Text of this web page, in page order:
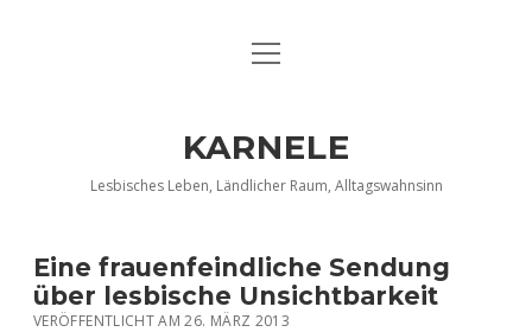
DATENSCHUTZERKLÄRUNG
Menü
KARNELE
Lesbisches Leben, Ländlicher Raum, Alltagswahnsinn
Eine frauenfeindliche Sendung
über lesbische Unsichtbarkeit
VERÖFFENTLICHT AM 26. MÄRZ 2013